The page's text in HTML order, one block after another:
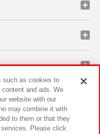
such as cookies to
and ads. We
website with our
may combine it with
to them or that they
Please click